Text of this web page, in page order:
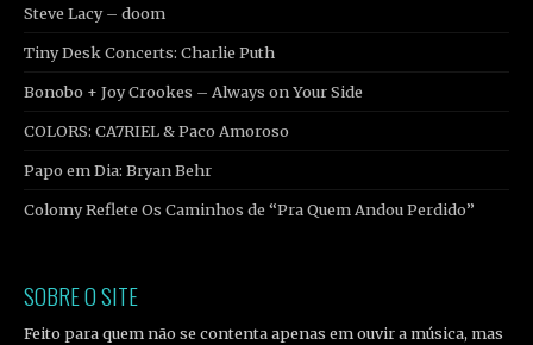
Steve Lacy – doom
Tiny Desk Concerts: Charlie Puth
Bonobo + Joy Crookes – Always on Your Side
COLORS: CA7RIEL & Paco Amoroso
Papo em Dia: Bryan Behr
Colomy Reflete Os Caminhos de “Pra Quem Andou Perdido”
SOBRE O SITE
Feito para quem não se contenta apenas em ouvir a música, mas